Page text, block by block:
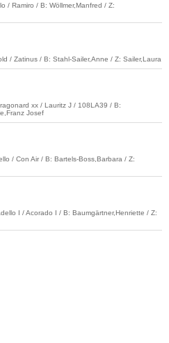
/ Ramiro / B: Wöllmer,Manfred / Z:
/ Zatinus / B: Stahl-Sailer,Anne / Z: Sailer,Laura
xx / Lauritz J / 108LA39 / B:
Josef
/ Con Air / B: Bartels-Boss,Barbara / Z:
I / Acorado I / B: Baumgärtner,Henriette / Z: